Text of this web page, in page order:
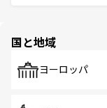
で、ホ
国と地域
ヨーロッパ